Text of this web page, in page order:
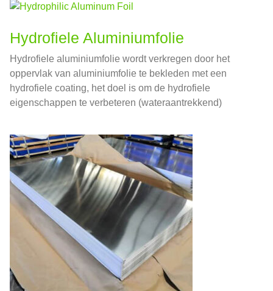
Hydrofiele Aluminiumfolie
Hydrofiele aluminiumfolie wordt verkregen door het
oppervlak van aluminiumfolie te bekleden met een
hydrofiele coating, het doel is om de hydrofiele
eigenschappen te verbeteren (wateraantrekkend)
corrosieweerstand.